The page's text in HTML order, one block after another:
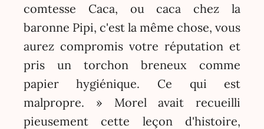
comtesse Caca, ou caca chez la
baronne Pipi, c'est la même chose, vous
aurez compromis votre réputation et
pris un torchon breneux comme
papier hygiénique. Ce qui est
malpropre. » Morel avait recueilli
pieusement cette leçon d'histoire,